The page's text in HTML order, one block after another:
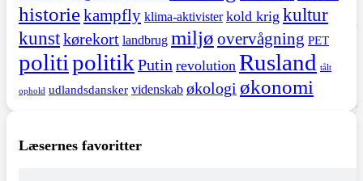
historiekampfly klima-aktivister kold krig kultur
kunstkørekort landbrug miljø overvågning PET
politipolitik Putin revolution Rusland tålt
ophold udlandsdansker videnskab økologi økonomi
Læsernes favoritter